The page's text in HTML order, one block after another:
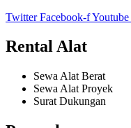
Twitter Facebook-fYoutube
Rental Alat
Sewa Alat Berat
Sewa Alat Proyek
Surat Dukungan